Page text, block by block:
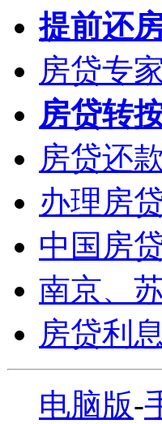
提前还
房贷专
房贷转
房贷还
办理房
中国房
南京、
房贷利
电脑版-